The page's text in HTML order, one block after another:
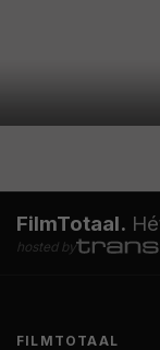
FilmTotaal.
hosted by
FILMTOTAAL